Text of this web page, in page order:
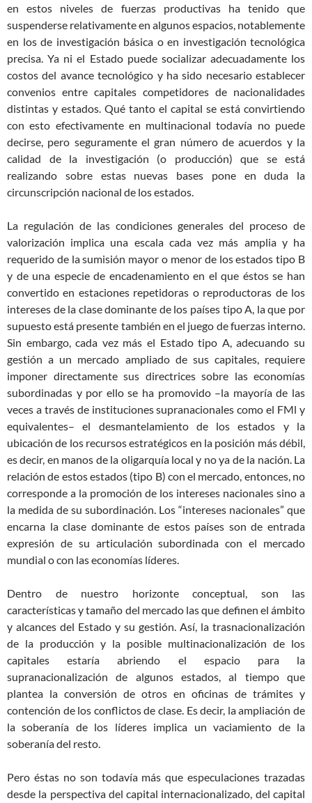
en estos niveles de fuerzas productivas ha tenido que
suspenderse relativamente en algunos espacios, notablemente
en los de investigación básica o en investigación tecnológica
precisa. Ya ni el Estado puede socializar adecuadamente los
costos del avance tecnológico y ha sido necesario establecer
convenios entre capitales competidores de nacionalidades
distintas y estados. Qué tanto el capital se está convirtiendo
con esto efectivamente en multinacional todavía no puede
decirse, pero seguramente el gran número de acuerdos y la
calidad de la investigación (o producción) que se está
realizando sobre estas nuevas bases pone en duda la
circunscripción nacional de los estados.
La regulación de las condiciones generales del proceso de
valorización implica una escala cada vez más amplia y ha
requerido de la sumisión mayor o menor de los estados tipo B
y de una especie de encadenamiento en el que éstos se han
convertido en estaciones repetidoras o reproductoras de los
intereses de la clase dominante de los países tipo A, la que por
supuesto está presente también en el juego de fuerzas interno.
Sin embargo, cada vez más el Estado tipo A, adecuando su
gestión a un mercado ampliado de sus capitales, requiere
imponer directamente sus directrices sobre las economías
subordinadas y por ello se ha promovido –la mayoría de las
veces a través de instituciones supranacionales como el FMl y
equivalentes– el desmantelamiento de los estados y la
ubicación de los recursos estratégicos en la posición más débil,
es decir, en manos de la oligarquía local y no ya de la nación. La
relación de estos estados (tipo B) con el mercado, entonces, no
corresponde a la promoción de los intereses nacionales sino a
la medida de su subordinación. Los “intereses nacionales” que
encarna la clase dominante de estos países son de entrada
expresión de su articulación subordinada con el mercado
mundial o con las economías líderes.
Dentro de nuestro horizonte conceptual, son las
características y tamaño del mercado las que definen el ámbito
y alcances del Estado y su gestión. Así, la trasnacionalización
de la producción y la posible multinacionalización de los
capitales estaría abriendo el espacio para la
supranacionalización de algunos estados, al tiempo que
plantea la conversión de otros en oficinas de trámites y
contención de los conflictos de clase. Es decir, la ampliación de
la soberanía de los líderes implica un vaciamiento de la
soberanía del resto.
Pero éstas no son todavía más que especulaciones trazadas
desde la perspectiva del capital internacionalizado, del capital